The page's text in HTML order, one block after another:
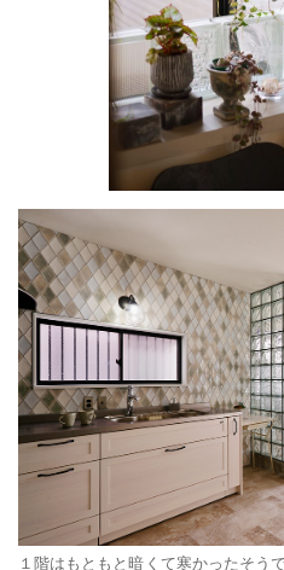
１階はもともと暗くて寒かったそう